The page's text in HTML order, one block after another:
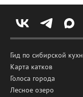
Гид по сибирской
Карта катков
Голоса города
Лесное озеро